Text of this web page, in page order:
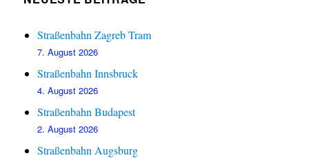
Straßenbahn Zagreb Tram
7. August 2026
Straßenbahn Innsbruck
4. August 2026
Straßenbahn Budapest
2. August 2026
Straßenbahn Augsburg